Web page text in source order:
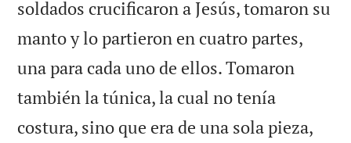
soldados crucificaron a Jesús, tomaron su
manto y lo partieron en cuatro partes,
una para cada uno de ellos. Tomaron
también la túnica, la cual no tenía
costura, sino que era de una sola pieza,